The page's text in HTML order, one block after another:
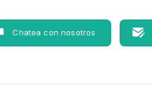
Chatea con nosotros